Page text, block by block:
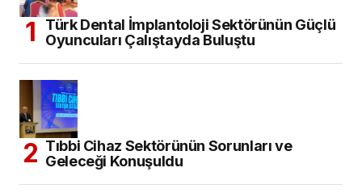
Türk Dental İmplantoloji Sektörünün Güçlü
Oyuncuları Çalıştayda Buluştu
Tıbbi Cihaz Sektörünün Sorunları ve
Geleceği Konuşuldu